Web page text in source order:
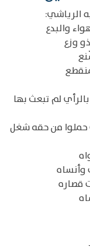
الرياشي:
والبدع
وزع
لم تبعث بها
حملوا من حقه شغل
وأنساه
قصاره